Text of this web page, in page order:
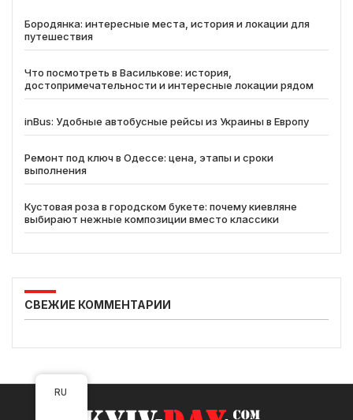
Бородянка: интересные места, история и локации для
путешествия
Что посмотреть в Василькове: история,
достопримечательности и интересные локации рядом
inBus: Удобные автобусные рейсы из Украины в Европу
Ремонт под ключ в Одессе: цена, этапы и сроки
выполнения
Кустовая роза в городском букете: почему киевляне
выбирают нежные композиции вместо классики
СВЕЖИЕ КОММЕНТАРИИ
RU